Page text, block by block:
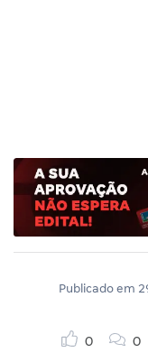
Publicado em
0 0